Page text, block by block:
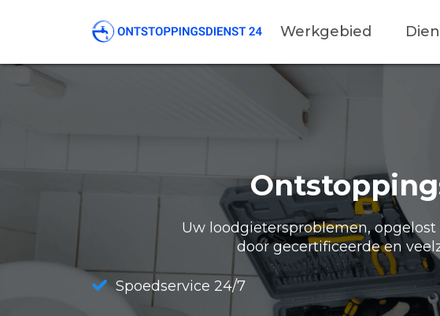
Werkgebied
Uw loodgietersproblemen,
door gecertificeerde en
Spoedservice 24/7